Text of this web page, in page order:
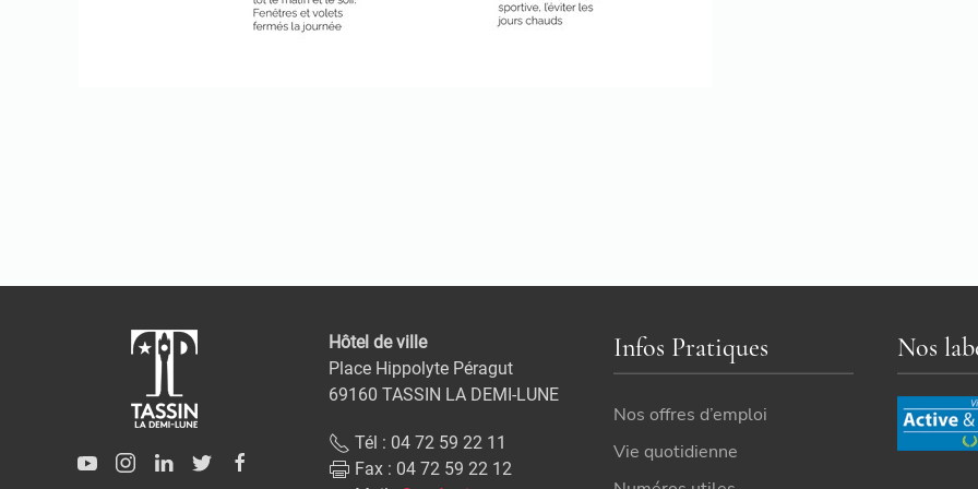
Hôtel de ville
Place Hippolyte Péragut
69160 TASSIN LA DEMI-LUNE
Tél : 04 72 59 22 11
Fax : 04 72 59 22 12
Infos Pratiques
Nos offres d’emploi
Vie quotidienne
Nos